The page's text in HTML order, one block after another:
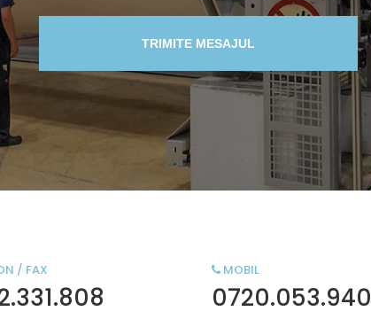
TRIMITE MESAJUL
/ FAX MOBIL
0720.053.940